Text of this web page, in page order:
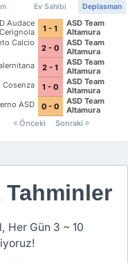
Ev Sahibi Deplasman
Audace
Cerignola
1 - 1
ASD Team
Altamura
Calcio
2 - 0
ASD Team
Altamura
2 - 1
ASD Team
Altamura
Cosenza
1 - 0
ASD Team
Altamura
ASD
0 - 0
ASD Team
Altamura
Önceki
Sonraki
Her Gün 3 ~ 10